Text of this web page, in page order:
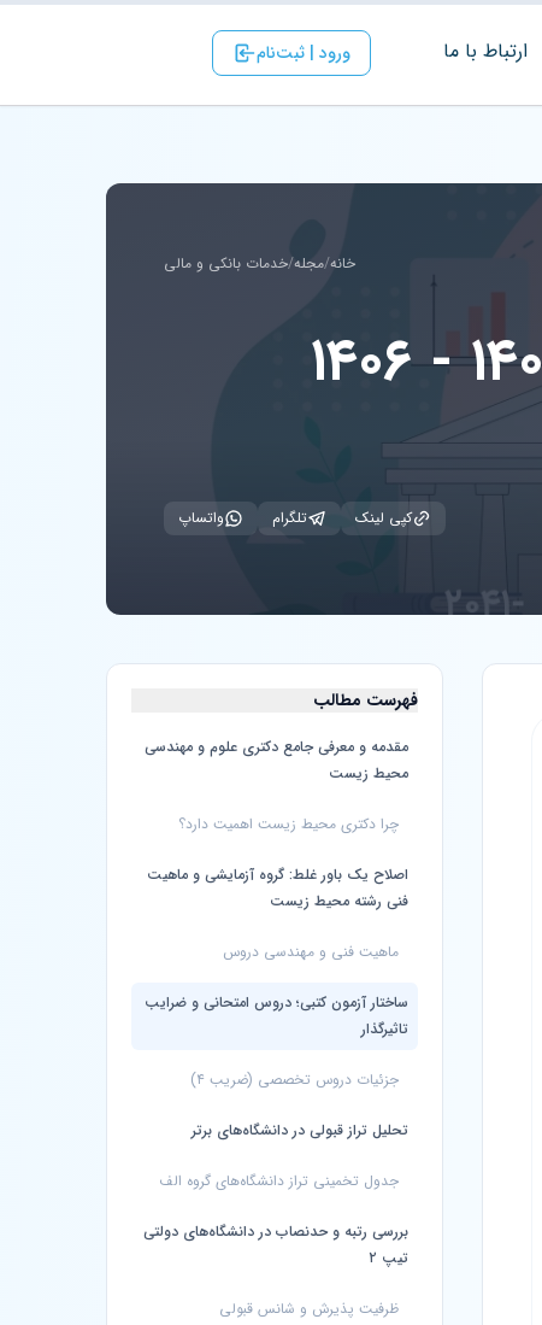
ارتباط با ‌ما ورود | ثبت‌نام
خانه/مجله/خدمات بانکی و مالی
کپی لینک تلگرام واتساپ
فهرست مطالب
مقدمه و معرفی جامع دکتری علوم و مهندسی
محیط زیست
چرا دکتری محیط زیست اهمیت دارد؟
اصلاح یک باور غلط: گروه آزمایشی و ماهیت
فنی رشته محیط زیست
ماهیت فنی و مهندسی دروس
ساختار آزمون کتبی؛ دروس امتحانی و ضرایب
تاثیرگذار
جزئیات دروس تخصصی (ضریب ۴)
تحلیل تراز قبولی در دانشگاه‌های برتر
جدول تخمینی تراز دانشگاه‌های گروه الف
بررسی رتبه و حدنصاب در دانشگاه‌های دولتی
تیپ ۲
ظرفیت پذیرش و شانس قبولی